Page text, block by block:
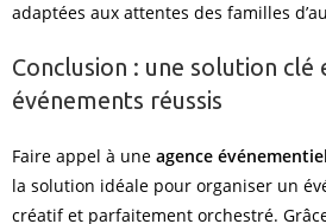
adaptées aux attentes des familles
Conclusion : une solution clé
événements réussis
Faire appel à une agence
la solution idéale pour organiser un
créatif et parfaitement orchestré.